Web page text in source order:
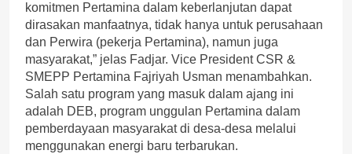
komitmen Pertamina dalam keberlanjutan dapat
dirasakan manfaatnya, tidak hanya untuk perusahaan
dan Perwira (pekerja Pertamina), namun juga
masyarakat,” jelas Fadjar. Vice President CSR &
SMEPP Pertamina Fajriyah Usman menambahkan.
Salah satu program yang masuk dalam ajang ini
adalah DEB, program unggulan Pertamina dalam
pemberdayaan masyarakat di desa-desa melalui
menggunakan energi baru terbarukan.